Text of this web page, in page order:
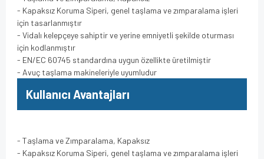
- Kapaksız Koruma Siperi, genel taşlama ve zımparalama işleri
için tasarlanmıştır
- Vidalı kelepçeye sahiptir ve yerine emniyetli şekilde oturması
için kodlanmıştır
- EN/EC 60745 standardına uygun özellikte üretilmiştir
- Avuç taşlama makineleriyle uyumludur
Kullanıcı Avantajları
- Taşlama ve Zımparalama, Kapaksız
- Kapaksız Koruma Siperi, genel taşlama ve zımparalama işleri